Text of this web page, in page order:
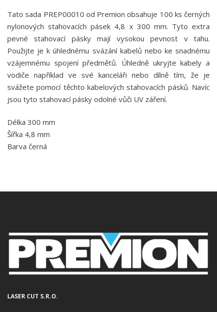
Tato sada PREP00010 od Premion obsahuje 100 ks černých
nylonových stahovacích pásek 4,8 x 300 mm. Tyto extra
pevné stahovací pásky mají vysokou pevnost v tahu.
Použijte je k úhlednému svázání kabelů nebo ke snadnému
vzájemnému spojení předmětů. Úhledně ukryjte kabely a
vodiče například ve své kanceláři nebo dílně tím, že je
svážete pomocí těchto kabelových stahovacích pásků. Navíc
jsou tyto stahovací pásky odolné vůči UV záření.
Délka 300 mm
Šířka 4,8 mm
Barva černá
LASER CUT S.R.O.